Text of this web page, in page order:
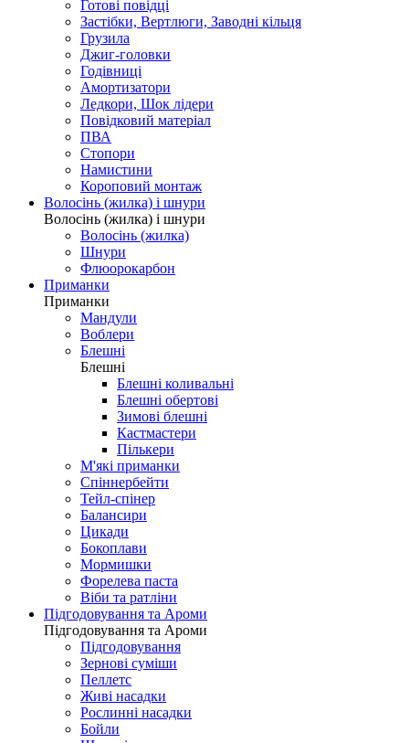
Готові повідці
Застібки, Вертлюги, Заводні кільця
Грузила
Джиг-головки
Годівниці
Амортизатори
Ледкори, Шок лідери
Повідковий матеріал
ПВА
Стопори
Намистини
Короповий монтаж
Волосінь (жилка) і шнури
Волосінь (жилка) і шнури
Волосінь (жилка)
Шнури
Флюорокарбон
Приманки
Приманки
Мандули
Воблери
Блешні
Блешні
Блешні коливальні
Блешні обертові
Зимові блешні
Кастмастери
Пількери
М'які приманки
Спіннербейти
Тейл-спінер
Балансири
Цикади
Бокоплави
Мормишки
Форелева паста
Віби та ратліни
Підгодовування та Ароми
Підгодовування та Ароми
Підгодовування
Зернові суміши
Пеллетс
Живі насадки
Рослинні насадки
Бойли